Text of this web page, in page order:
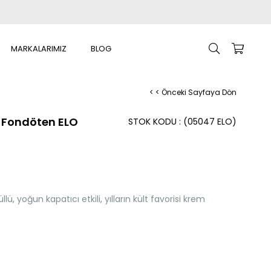
MARKALARIMIZ BLOG
< < Önceki Sayfaya Dön
ELO (05047 ELO)
STOK KODU
yoğun kapatıcı etkili, yılların kült favorisi krem